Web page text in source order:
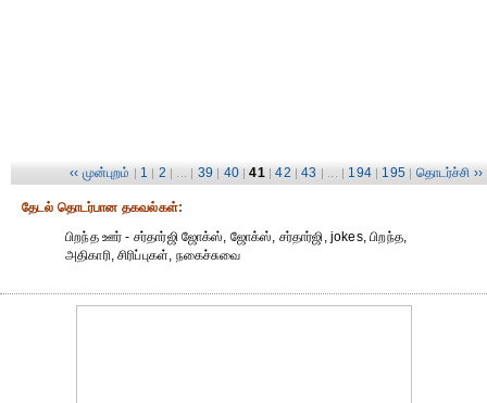
‹‹ முன்புறம் | 1 | 2 | ... | 39 | 40 | 41 | 42 | 43 | ... | 194 | 195 | தொடர்ச்சி ››
தேட‌ல் தொட‌ர்பான தகவ‌ல்க‌ள்:
பிறந்த ஊர் - சர்தார்ஜி ஜோக்ஸ், ஜோக்ஸ், சர்தார்ஜி, jokes, பிறந்த,
அதிகாரி, சிரிப்புகள், நகைச்சுவை